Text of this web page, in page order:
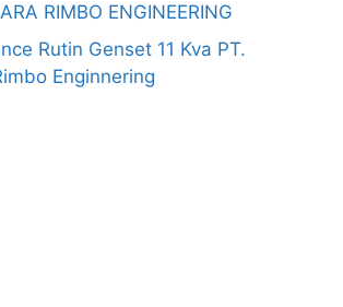
RIMBO ENGINEERING
Rutin Genset 11 Kva PT.
Enginnering